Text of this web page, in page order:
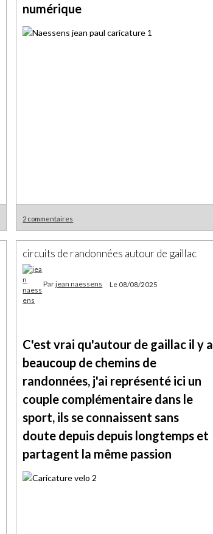
numérique
2 commentaires
circuits de randonnées autour de gaillac
Parjean naessens Le 08/08/2025
C'est vrai qu'autour de gaillac il y a
beaucoup de chemins de
randonnées, j'ai représenté ici un
couple complémentaire dans le
sport, ils se connaissent sans
doute depuis depuis longtemps et
partagent la même passion